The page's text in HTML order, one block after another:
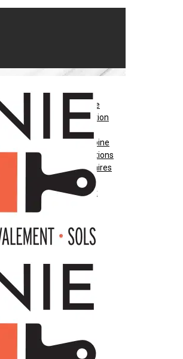
Peinture
Décoration
Sols
Patrimoine
Réalisations
Partenaires
Blog
Contact